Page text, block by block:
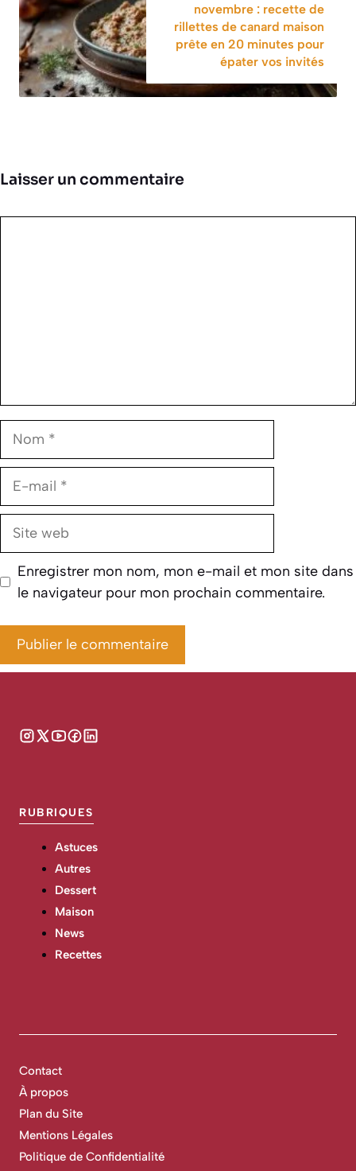
novembre : recette de
rillettes de canard maison
prête en 20 minutes pour
épater vos invités
Laisser un commentaire
Nom
E-
Site
Enregistrer mon nom, mon e-mail et mon site dans
le navigateur pour mon prochain commentaire.
RUBRIQUES
Astuces
Autres
Dessert
Maison
News
Recettes
Contact
À propos
Plan du Site
Mentions Légales
Politique de Confidentialité